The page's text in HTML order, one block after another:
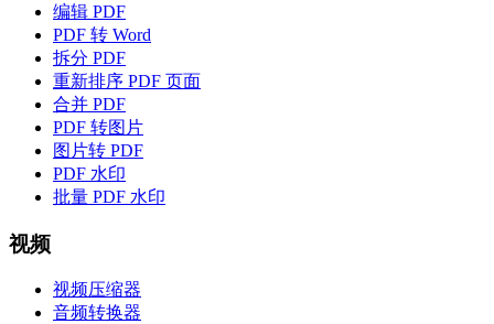
编辑 PDF
PDF 转 Word
拆分 PDF
重新排序 PDF 页面
合并 PDF
PDF 转图片
图片转 PDF
PDF 水印
批量 PDF 水印
视频
视频压缩器
音频转换器